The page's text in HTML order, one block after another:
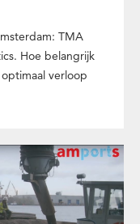
TMA
Hoe belangrijk
verloop